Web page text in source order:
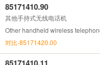
85171410.90
其他手持式无线电话机
Other handheld wireless
对比-85171420.00
85171410.11